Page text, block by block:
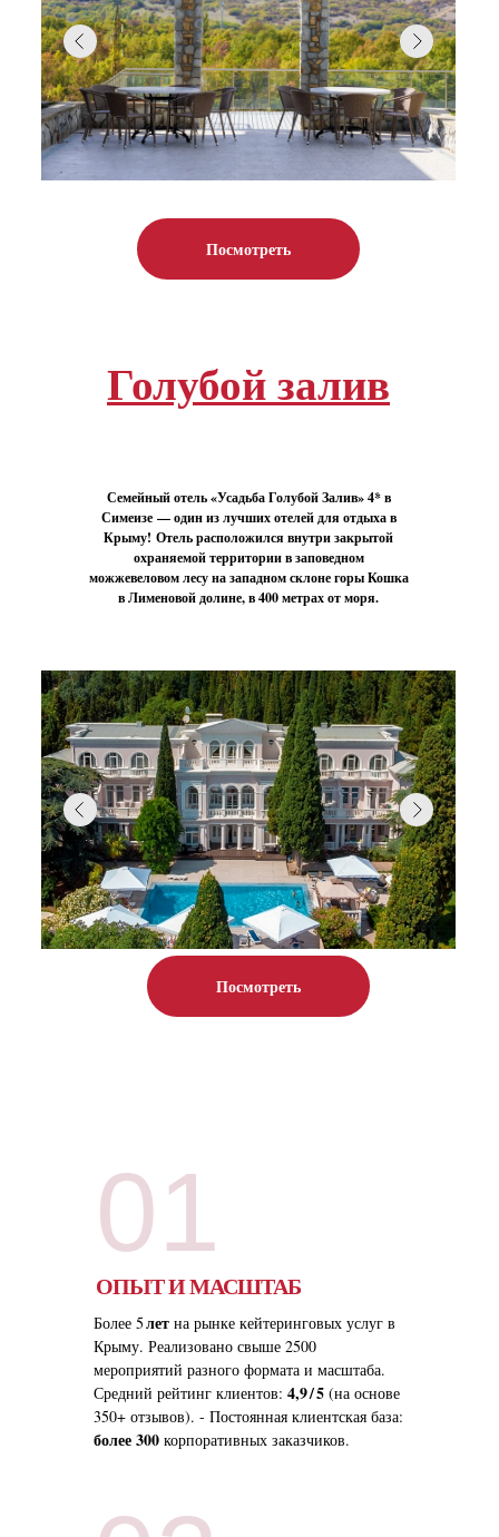
Посмотреть
Голубой залив
Семейный отель «Усадьба Голубой Залив» 4* в
Симеизе — один из лучших отелей для отдыха в
Крыму! Отель расположился внутри закрытой
охраняемой территории в заповедном
можжевеловом лесу на западном склоне горы Кошка
в Лименовой долине, в 400 метрах от моря.
Посмотреть
ОПЫТ И МАСШТАБ
Более 5лет на рынке кейтеринговых услуг в
Крыму. Реализовано свыше 2500
мероприятий разного формата и масштаба.
Средний рейтинг клиентов: 4,9 / 5 (на основе
350+ отзывов). - Постоянная клиентская база:
более 300 корпоративных заказчиков.
01